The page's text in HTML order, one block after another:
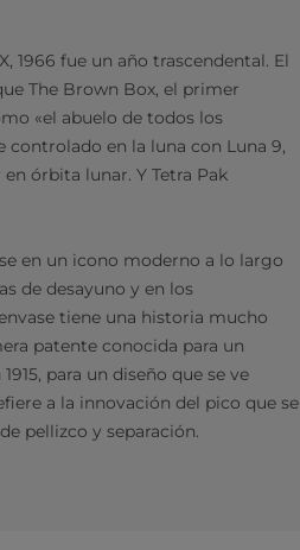
1966 fue un año trascendental. El
The Brown Box, el primer
«el abuelo de todos los
en la luna con Luna 9,
órbita lunar. Y Tetra Pak
en un icono moderno a lo largo
de desayuno y en los
tiene una historia mucho
patente conocida para un
para un diseño que se ve
a la innovación del pico que se
pellizco y separación.